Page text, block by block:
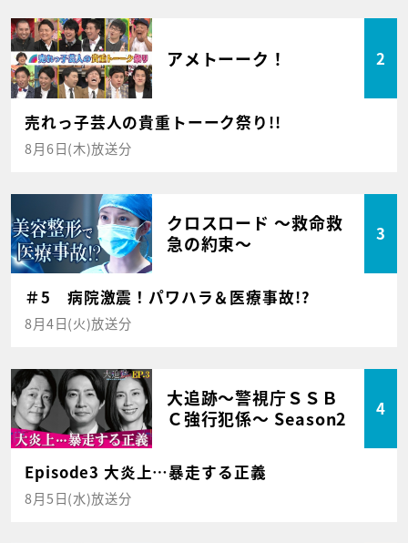
アメトーーク！ 2
売れっ子芸人の貴重トーーク祭り!!
8月6日(木)放送分
クロスロード ～救命救
急の約束～
3
＃5 病院激震！パワハラ＆医療事故!?
8月4日(火)放送分
大追跡～警視庁ＳＳＢ
Ｃ強行犯係～ Season2
4
Episode3 大炎上…暴走する正義
8月5日(水)放送分